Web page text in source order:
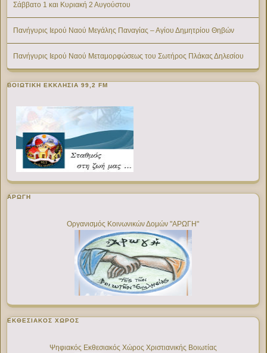
Σάββατο 1 και Κυριακή 2 Αυγούστου
Πανήγυρις Ιερού Ναού Μεγάλης Παναγίας – Αγίου Δημητρίου Θηβών
Πανήγυρις Ιερού Ναού Μεταμορφώσεως του Σωτήρος Πλάκας Δηλεσίου
ΒΟΙΩΤΙΚΉ ΕΚΚΛΗΣΊΑ 99,2 FM
ΑΡΩΓΗ
Οργανισμός Κοινωνικών Δομών "ΑΡΩΓΗ"
ΕΚΘΕΣΙΑΚΌΣ ΧΏΡΟΣ
Ψηφιακός Εκθεσιακός Χώρος Χριστιανικής Βοιωτίας